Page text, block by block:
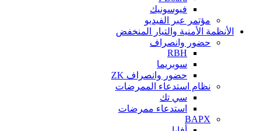
فيوسونيك
مؤتمر عبر الفيديو
الأنظمة الأمنية والتيار المنخفض
حضور وانصراف
RBH
سوبريما
حضور وانصراف ZK
نظام استدعاء الممرضات
سي تك
استدعاء ممرضات
BAPX